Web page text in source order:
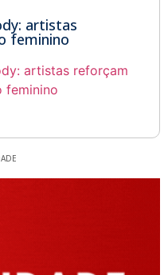
artistas
feminino